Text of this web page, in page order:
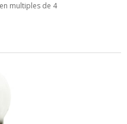
multiples de 4